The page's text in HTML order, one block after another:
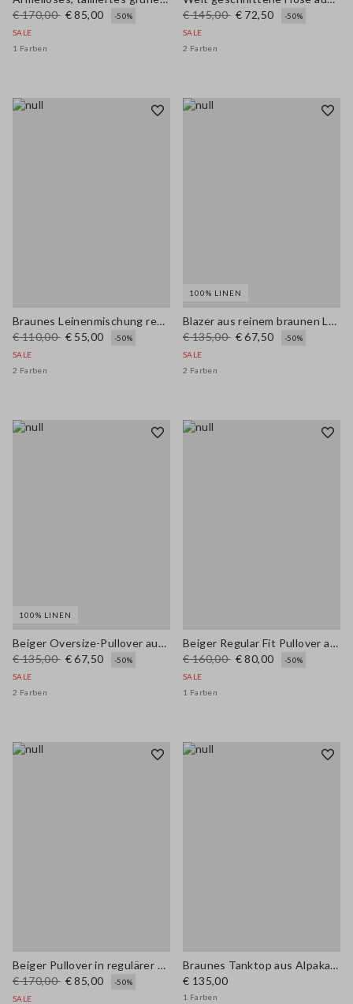
€ 170,00 € 85,00
-50%
SALE
1 Farben
€ 145,00 € 72,50
-50%
SALE
2 Farben
Braunes Leinenmischung reguläre Passform Shirt mit farbigem Polokragen
€ 110,00 € 55,00
-50%
SALE
2 Farben
100% LINEN
Blazer aus reinem braunen Leinen regular fit
€ 135,00 € 67,50
-50%
SALE
2 Farben
100% LINEN
Beiger Oversize-Pullover aus reinem Leinen mit tiefem V-Ausschnitt
€ 135,00 € 67,50
-50%
SALE
2 Farben
Beiger Regular Fit Pullover aus Baumwolle und Leinen mit Lochmuster
€ 160,00 € 80,00
-50%
SALE
1 Farben
Beiger Pullover in regulärer Passform aus Leinenmischung
€ 170,00 € 85,00
-50%
SALE
Braunes Tanktop aus Alpaka-Mischgewebe und Leinen im Regular Fit
€ 135,00
1 Farben